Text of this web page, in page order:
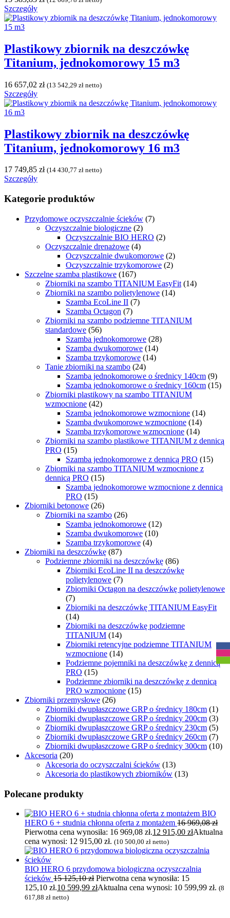
Szczegóły
Plastikowy zbiornik na deszczówkę
Titanium, jednokomorowy 15 m3
16 657,02 zł (13 542,29 zł netto)
Szczegóły
Plastikowy zbiornik na deszczówkę
Titanium, jednokomorowy 16 m3
17 749,85 zł (14 430,77 zł netto)
Szczegóły
Kategorie produktów
Przydomowe oczyszczalnie ścieków (7)
Oczyszczalnie biologiczne (2)
Oczyszczalnie BIO HERO (2)
Oczyszczalnie drenażowe (4)
Oczyszczalnie dwukomorowe (2)
Oczyszczalnie trzykomorowe (2)
Szczelne szamba plastikowe (167)
Zbiorniki na szambo TITANIUM EasyFit (14)
Zbiorniki na szambo polietylenowe (14)
Szamba EcoLine II (7)
Szamba Octagon (7)
Zbiorniki na szambo podziemne TITANIUM
standardowe (56)
Szamba jednokomorowe (28)
Szamba dwukomorowe (14)
Szamba trzykomorowe (14)
Tanie zbiorniki na szambo (24)
Szamba jednokomorowe o średnicy 140cm (9)
Szamba jednokomorowe o średnicy 160cm (15)
Zbiorniki plastikowy na szambo TITANIUM
wzmocnione (42)
Szamba jednokomorowe wzmocnione (14)
Szamba dwukomorowe wzmocnione (14)
Szamba trzykomorowe wzmocnione (14)
Zbiorniki na szambo plastikowe TITANIUM z dennicą
PRO (15)
Szamba jednokomorowe z dennicą PRO (15)
Zbiorniki na szambo TITANIUM wzmocnione z
dennicą PRO (15)
Szamba jednokomorowe wzmocnione z dennicą
PRO (15)
Zbiorniki betonowe (26)
Zbiorniki na szambo (26)
Szamba jednokomorowe (12)
Szamba dwukomorowe (10)
Szamba trzykomorowe (4)
Zbiorniki na deszczówkę (87)
Podziemne zbiorniki na deszczówkę (86)
Zbiorniki EcoLine II na deszczówkę
polietylenowe (7)
Zbiorniki Octagon na deszczówkę polietylenowe
(7)
Zbiorniki na deszczówkę TITANIUM EasyFit
(14)
Zbiorniki na deszczówkę podziemne
TITANIUM (14)
Zbiorniki retencyjne podziemne TITANIUM
wzmocnione (14)
Podziemne pojemniki na deszczówkę z dennicą
PRO (15)
Podziemne zbiorniki na deszczówkę z dennicą
PRO wzmocnione (15)
Zbiorniki przemysłowe (26)
Zbiorniki dwupłaszczowe GRP o średnicy 180cm (1)
Zbiorniki dwupłaszczowe GRP o średnicy 200cm (3)
Zbiorniki dwupłaszczowe GRP o średnicy 230cm (5)
Zbiorniki dwupłaszczowe GRP o średnicy 260cm (7)
Zbiorniki dwupłaszczowe GRP o średnicy 300cm (10)
Akcesoria (20)
Akcesoria do oczyszczalni ścieków (13)
Akcesoria do plastikowych zbiorników (13)
Polecane produkty
BIO
HERO 6 + studnia chłonna oferta z montażem 16 969,08zł
Pierwotna cena wynosiła: 16 969,08 zł.12 915,00 złAktualna
cena wynosi: 12 915,00 zł. (10 500,00 zł netto)
BIO HERO 6 przydomowa biologiczna oczyszczalnia
ścieków 15 125,10zł Pierwotna cena wynosiła: 15
125,10 zł.10 599,99 złAktualna cena wynosi: 10 599,99 zł. (8
617,88 zł netto)